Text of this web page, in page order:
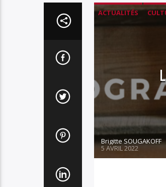
ACTUALITÉS
Brigitte SOUGAKOFF
5 AVRIL 2022